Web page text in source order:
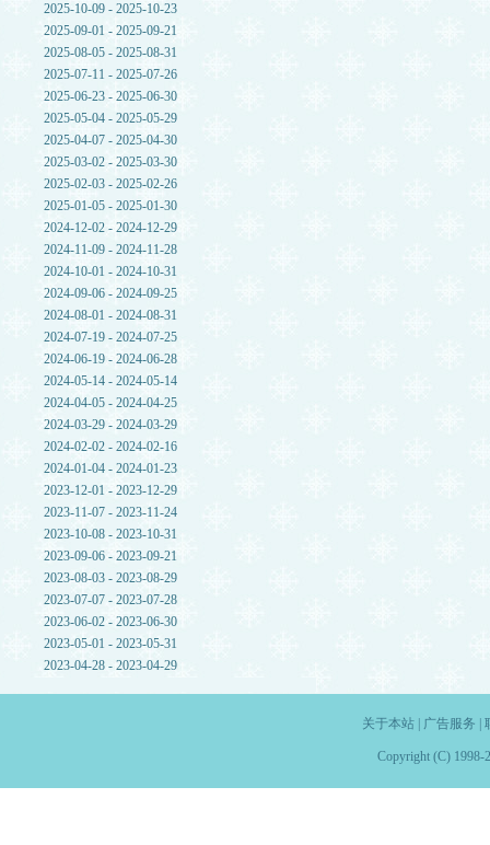
2025-10-09 - 2025-10-23
2025-09-01 - 2025-09-21
2025-08-05 - 2025-08-31
2025-07-11 - 2025-07-26
2025-06-23 - 2025-06-30
2025-05-04 - 2025-05-29
2025-04-07 - 2025-04-30
2025-03-02 - 2025-03-30
2025-02-03 - 2025-02-26
2025-01-05 - 2025-01-30
2024-12-02 - 2024-12-29
2024-11-09 - 2024-11-28
2024-10-01 - 2024-10-31
2024-09-06 - 2024-09-25
2024-08-01 - 2024-08-31
2024-07-19 - 2024-07-25
2024-06-19 - 2024-06-28
2024-05-14 - 2024-05-14
2024-04-05 - 2024-04-25
2024-03-29 - 2024-03-29
2024-02-02 - 2024-02-16
2024-01-04 - 2024-01-23
2023-12-01 - 2023-12-29
2023-11-07 - 2023-11-24
2023-10-08 - 2023-10-31
2023-09-06 - 2023-09-21
2023-08-03 - 2023-08-29
2023-07-07 - 2023-07-28
2023-06-02 - 2023-06-30
2023-05-01 - 2023-05-31
2023-04-28 - 2023-04-29
关于本站| 广告服务
Copyright (C) 1998-